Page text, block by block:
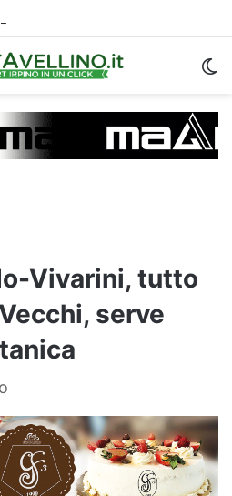
Vivarini, tutto
serve